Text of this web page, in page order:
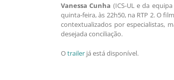
Vanessa Cunha (ICS-UL e da
quinta-feira, às 22h50, na RTP 2. O
contextualizados por especialistas,
desejada conciliação.
Otrailer já está disponível.